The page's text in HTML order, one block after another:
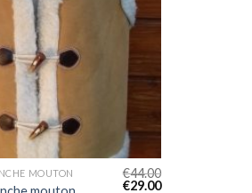
MOUTON €44.00
€29.00